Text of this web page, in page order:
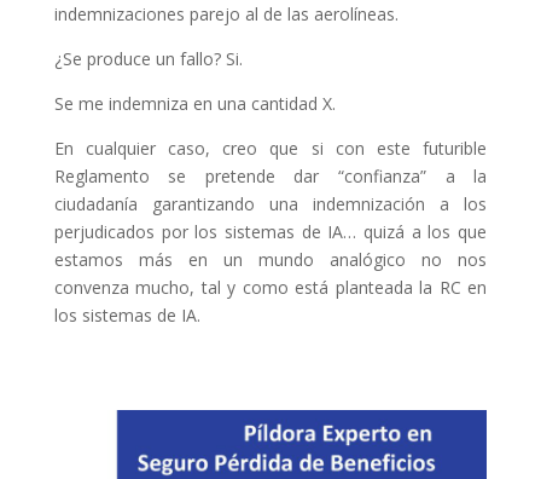
indemnizaciones parejo al de las aerolíneas.
¿Se produce un fallo? Si.
Se me indemniza en una cantidad X.
En cualquier caso, creo que si con este futurible
Reglamento se pretende dar “confianza” a la
ciudadanía garantizando una indemnización a los
perjudicados por los sistemas de IA… quizá a los que
estamos más en un mundo analógico no nos
convenza mucho, tal y como está planteada la RC en
los sistemas de IA.